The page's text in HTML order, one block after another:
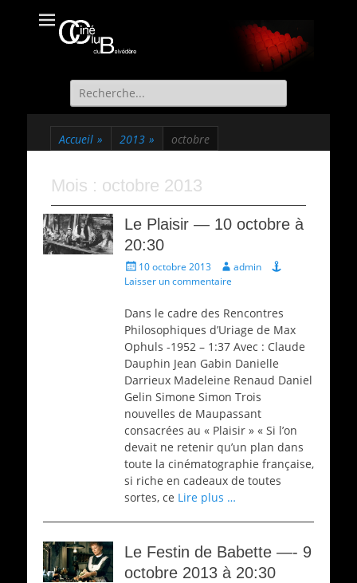
Ciné Club du
Belvédère
Site officiel du Ciné Club de St Martin d'Uriage
Recherche
de:
Accueil » 2013 » octobre
Mois : octobre 2013
Le Plaisir — 10 octobre à
20:30
Écrit
le
10 octobre 2013 Auteur
admin
Laisser un commentaire
Dans le cadre des Rencontres
Philosophiques d’Uriage de Max
Ophuls -1952 – 1:37 Avec : Claude
Dauphin Jean Gabin Danielle
Darrieux Madeleine Renaud Daniel
Gelin Simone Simon Trois
nouvelles de Maupassant
consacrées au « Plaisir » « Si l’on
devait ne retenir qu’un plan dans
toute la cinématographie française,
si riche en cadeaux de toutes
sortes, ce Lire plus …
Le Festin de Babette —- 9
octobre 2013 à 20:30